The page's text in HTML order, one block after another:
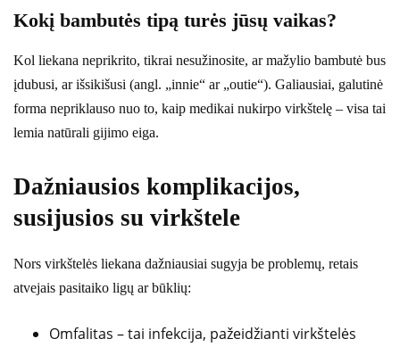
Kokį bambutės tipą turės jūsų vaikas?
Kol liekana neprikrito, tikrai nesužinosite, ar mažylio bambutė bus
įdubusi, ar išsikišusi (angl. „innie“ ar „outie“). Galiausiai, galutinė
forma nepriklauso nuo to, kaip medikai nukirpo virkštelę – visa tai
lemia natūrali gijimo eiga.
Dažniausios komplikacijos,
susijusios su virkštele
Nors virkštelės liekana dažniausiai sugyja be problemų, retais
atvejais pasitaiko ligų ar būklių:
Omfalitas – tai infekcija, pažeidžianti virkštelės